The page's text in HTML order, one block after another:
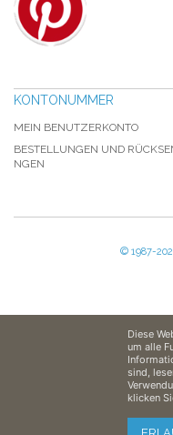
KONTONUMMER
MEIN BENUTZERKONTO
BESTELLUNGEN UND
NGEN
© 1987-
Diese
um alle
sind,
klicken